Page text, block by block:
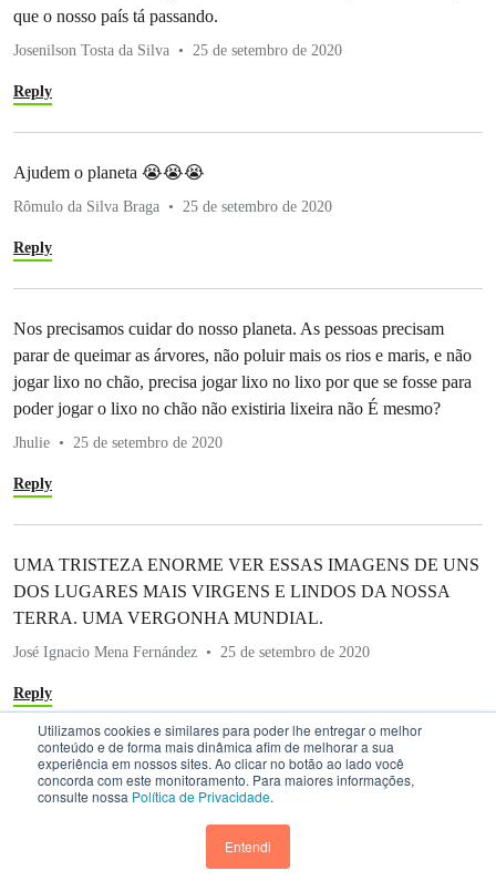
Utilizamos cookies e similares para poder lhe entregar o melhor
conteúdo e de forma mais dinâmica afim de melhorar a sua
experiência em nossos sites. Ao clicar no botão ao lado você
concorda com este monitoramento. Para maiores informações,
consulte nossa Política de Privacidade.
Entendi
que o nosso país tá passando.
Josenilson Tosta da Silva 25 de setembro de 2020
Reply
Ajudem o planeta 😭😭😭
Rômulo da Silva Braga 25 de setembro de 2020
Reply
Nos precisamos cuidar do nosso planeta. As pessoas precisam
parar de queimar as árvores, não poluir mais os rios e maris, e não
jogar lixo no chão, precisa jogar lixo no lixo por que se fosse para
poder jogar o lixo no chão não existiria lixeira não É mesmo?
Jhulie 25 de setembro de 2020
Reply
UMA TRISTEZA ENORME VER ESSAS IMAGENS DE UNS
DOS LUGARES MAIS VIRGENS E LINDOS DA NOSSA
TERRA. UMA VERGONHA MUNDIAL.
José Ignacio Mena Fernández 25 de setembro de 2020
Reply
DEUS ESTA MUITO TRISTE COM A HUMANIDADE!
DESTRUÍMOS A NATUREZA E ELA VAI DESTRUIR-NOS A